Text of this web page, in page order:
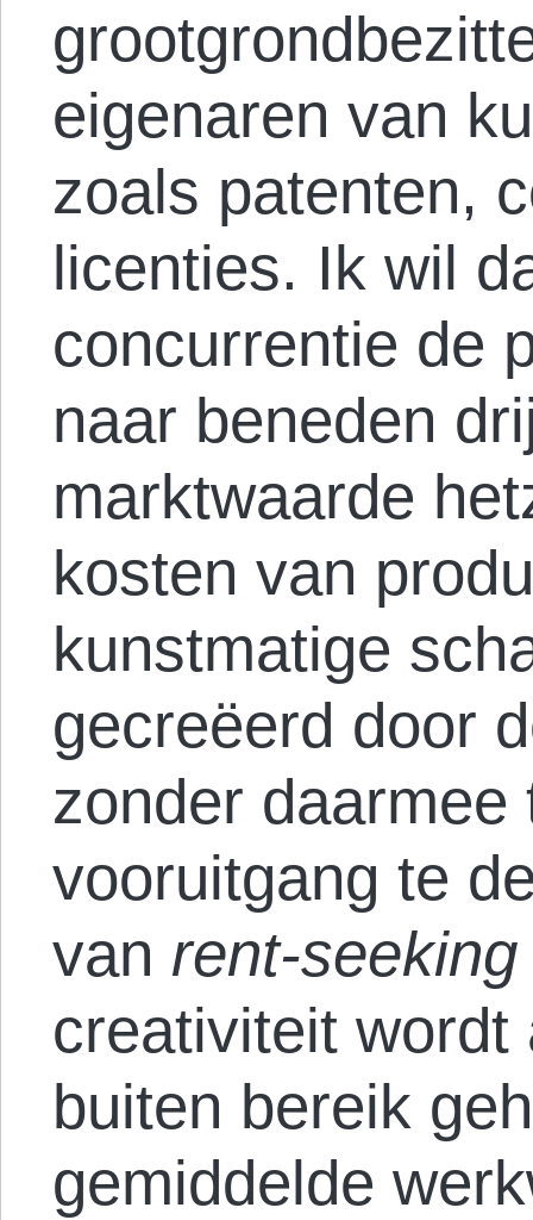
eigenaren van
zoals patenten,
licenties. Ik wil
concurrentie de
naar beneden
marktwaarde
kosten van
kunstmatige
gecreëerd door
zonder
vooruitgang te
van rent-
creativiteit wordt
buiten bereik
gemiddelde